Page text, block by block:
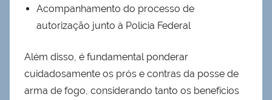
Acompanhamento do processo de
autorização junto à Polícia Federal
Além disso, é fundamental ponderar
cuidadosamente os prós e contras da posse de
arma de fogo, considerando tanto os benefícios